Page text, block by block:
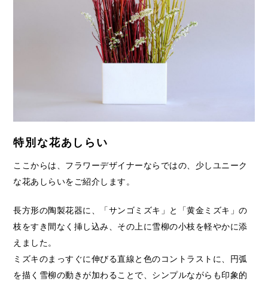
特別な花あしらい
ここからは、フラワーデザイナーならではの、少しユニーク
な花あしらいをご紹介します。
長方形の陶製花器に、「サンゴミズキ」と「黄金ミズキ」の
枝をすき間なく挿し込み、その上に雪柳の小枝を軽やかに添
えました。
ミズキのまっすぐに伸びる直線と色のコントラストに、円弧
を描く雪柳の動きが加わることで、シンプルながらも印象的